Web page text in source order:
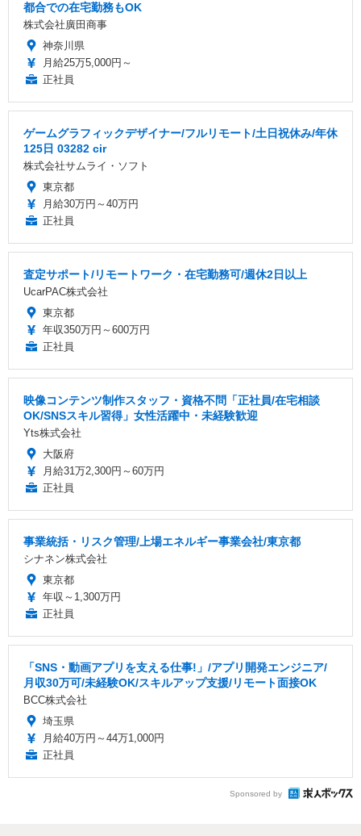
都合での在宅勤務もOK
株式会社廣田商事
神奈川県
月給25万5,000円～
正社員
ゲームグラフィックデザイナー/フルリモート/土日祝休み/年休
125日 03282 cir
株式会社サムライ・ソフト
東京都
月給30万円～40万円
正社員
査定サポート/リモートワーク・在宅勤務可/週休2日以上
UcarPAC株式会社
東京都
年収350万円～600万円
正社員
映像コンテンツ制作スタッフ・資格不問「正社員/在宅相談
OK/SNSスキル習得」女性活躍中・未経験歓迎
Yts株式会社
大阪府
月給31万2,300円～60万円
正社員
事業統括・リスク管理/上場エネルギー事業会社/東京都
シナネン株式会社
東京都
年収～1,300万円
正社員
「SNS・動画アプリを支える仕事!」/アプリ開発エンジニア/
月収30万可/未経験OK/スキルアップ支援/リモート面接OK
BCC株式会社
埼玉県
月給40万円～44万1,000円
正社員
Sponsored by